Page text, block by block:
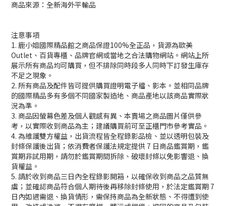
商品來源：全新海外平輸品
注意事項
1. 鹿小姐國際精品館之商品保證100%全正品，貨源為歐美
Outlet、百貨專櫃、品牌官網或當地之合法購物網站。網站上所
展示所有商品均可購買，但不排除同時段多人同時下訂發生庫存
不足之現象。
2. 所有商品及配件皆可提供購買證明電子檔、影本。並相同品牌
的國際精品多有多個不同國家製造地、商品產地以該商品實際狀
況為準。
3. 商品因螢幕色差及個人觀感有異、本賣場之商品圖片僅供參
考，以實際收到商品為主；建議購買前可至正櫃門市參考實品。
4. 為維護雙方權益，出貨流程皆全程錄影品檢、並以透明包裝及
封條保護後出貨；依消費者保護法規定提供 7 日商品鑑賞期，鑑
賞期非試用期，請勿於鑑賞期間拆除、破壞封條以免影響退、換
貨權益。
5. 請於收到商品三日內全程錄影開箱，以確保收到商品之品質無
虞；並確認商品符合個人期待後再移除封條使用，於法定鑑賞期 7
日內如遇需退、換貨情形，需保持商品為全新狀態、不得遭到使